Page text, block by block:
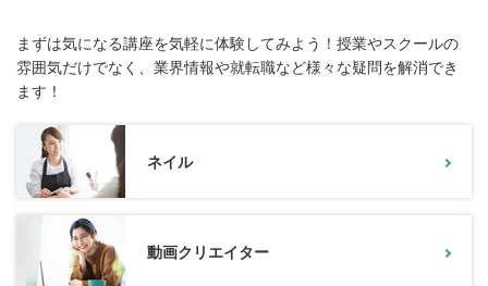
まずは気になる講座を気軽に体験してみよう！授業やスクールの
雰囲気だけでなく、業界情報や就転職など様々な疑問を解消でき
ます！
ネイル
動画クリエイター